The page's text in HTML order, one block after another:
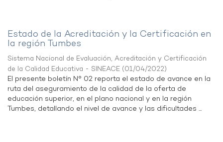
Estado de la Acreditación y la Certificación en
la región Tumbes
Sistema Nacional de Evaluación, Acreditación y Certificación
de la Calidad Educativa - SINEACE (01/04/2022)
El presente boletín N° 02 reporta el estado de avance en la
ruta del aseguramiento de la calidad de la oferta de
educación superior, en el plano nacional y en la región
Tumbes, detallando el nivel de avance y las dificultades ...